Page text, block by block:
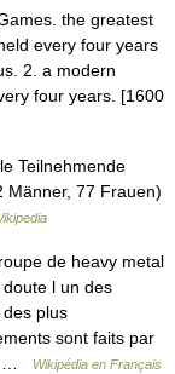
the greatest
every four years
2. a modern
four years. [1600
Teilnehmende
Männer, 77 Frauen)
de heavy metal
l un des
plus
sont faits par
…
Wikipédia en Français